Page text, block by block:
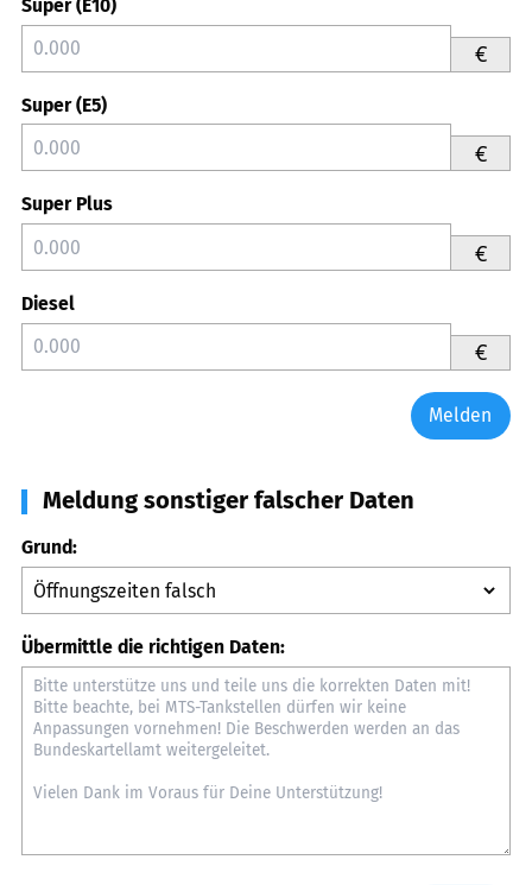
Super (E10)
€
Super (E5)
€
Super Plus
€
Diesel
€
Melden
Meldung sonstiger falscher Daten
Grund:
Übermittle die richtigen Daten: